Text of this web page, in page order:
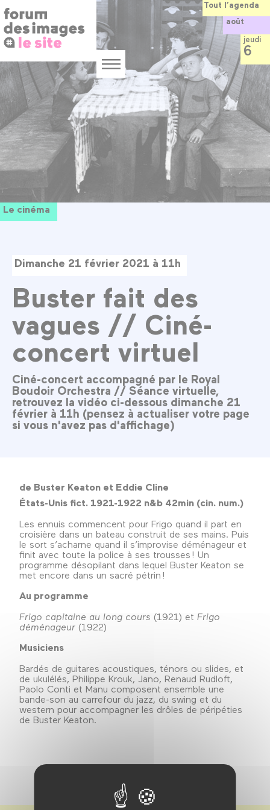
Panneau de gestion des cookies
au
contenu
principal
Menu
Le cinéma
Dimanche 21 février 2021 à 11h
Buster fait des
vagues // Ciné-
concert virtuel
Ciné-concert accompagné par le Royal
Boudoir Orchestra // Séance virtuelle,
retrouvez la vidéo ci-dessous dimanche 21
février à 11h (pensez à actualiser votre page
si vous n'avez pas d'affichage)
de Buster Keaton et Eddie Cline
États-Unis fict. 1921-1922 n&b 42min (cin. num.)
Les ennuis commencent pour Frigo quand il part en
croisière dans un bateau construit de ses mains. Puis
le sort s’acharne quand il s’improvise déménageur et
finit avec toute la police à ses trousses ! Un
programme désopilant dans lequel Buster Keaton se
met encore dans un sacré pétrin !
Au programme
Frigo capitaine au long cours (1921) et Frigo
déménageur (1922)
Musiciens
Bardés de guitares acoustiques, ténors ou slides, et
de ukulélés, Philippe Krouk, Jano, Renaud Rudloft,
Paolo Conti et Manu composent ensemble une
bande-son au carrefour du jazz, du swing et du
western pour accompagner les drôles de péripéties
de Buster Keaton.
Tout l’agenda
août
jeudi
6